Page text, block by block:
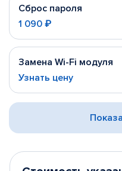
Сброс пароля
1 090 ₽
Замена Wi-Fi модуля
Узнать цену